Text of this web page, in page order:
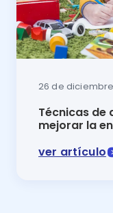
26 de
Técnicas de
mejorar la
ver artículo